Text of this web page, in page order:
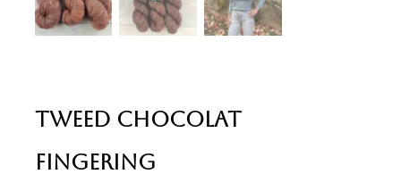
Tweed Chocolat
Fingering